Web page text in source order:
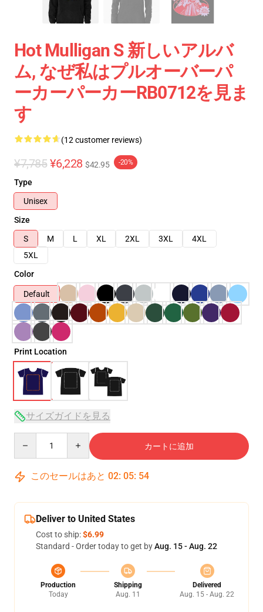
Hot Mulligan S 新しいアルバ
ム, なぜ私はプルオーバーパ
ーカーパーカーRB0712を見ま
す
(12 customer reviews)
¥7,785 ¥6,228 $42.95 -20%
Type
Unisex
Size
S
M L XL 2XL 3XL
4XL
5XL
Color
Default
Print Location
サイズガイドを見る
カートに追加
このセールはあと 02: 05: 53
Deliver to United States
Cost to ship:$6.99
Standard - Order today to get byAug. 15 - Aug. 22
Production
Today
Shipping
Aug. 11
Delivered
Aug. 15 - Aug. 22